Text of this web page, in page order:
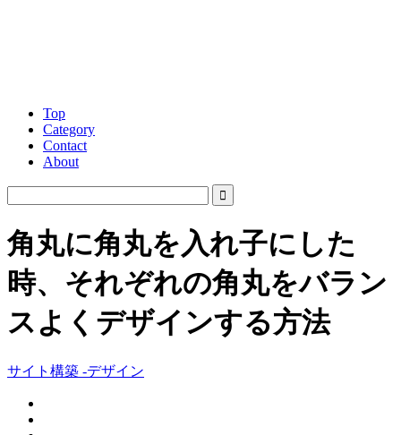
Top
Category
Contact
About
角丸に角丸を入れ子にした
時、それぞれの角丸をバラン
スよくデザインする方法
サイト構築 -デザイン